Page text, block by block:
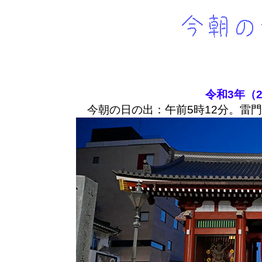
令和3年（
今朝の日の出：午前5時12分。雷